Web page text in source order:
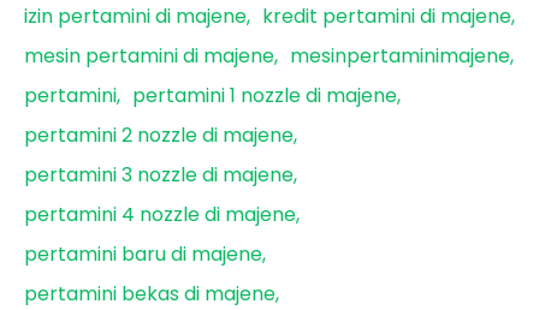
izin pertamini di majene
kredit pertamini di majene
mesin pertamini di majene
mesinpertaminimajene
pertamini
pertamini 1 nozzle di majene
pertamini 2 nozzle di majene
pertamini 3 nozzle di majene
pertamini 4 nozzle di majene
pertamini baru di majene
pertamini bekas di majene